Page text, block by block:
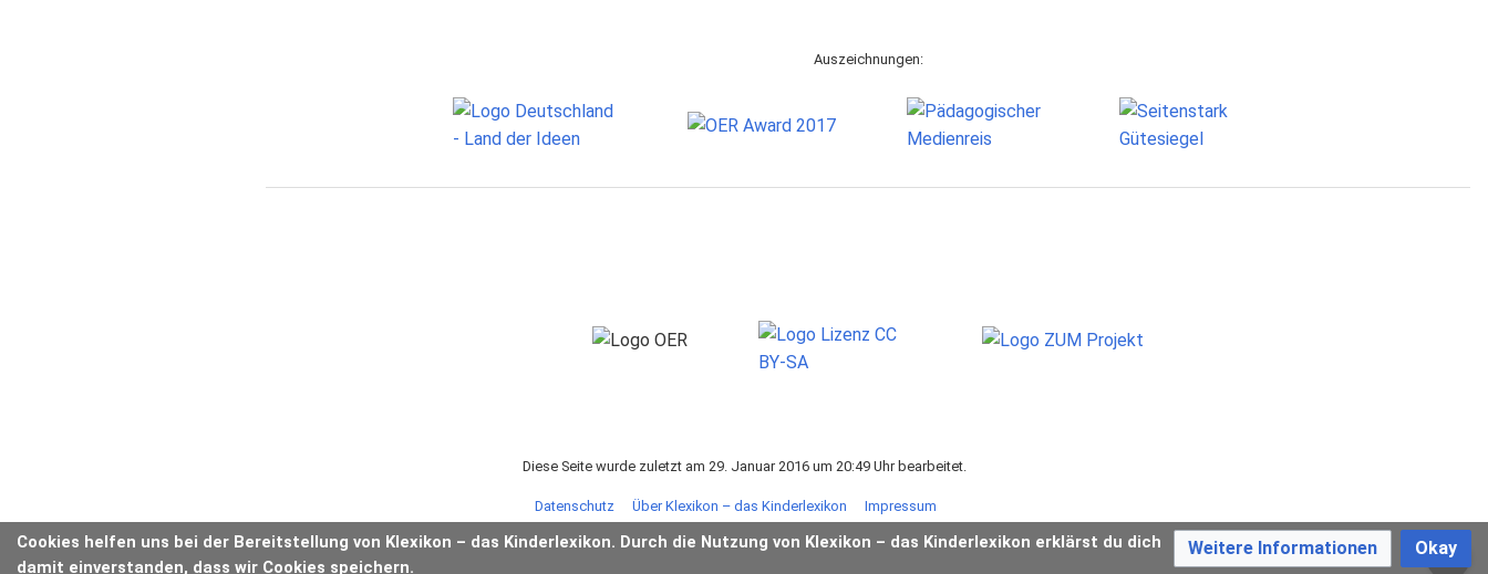
Cookies helfen uns bei der Bereitstellung von Klexikon – das Kinderlexikon. Durch die Nutzung von Klexikon – das Kinderlexikon erklärst du dich
damit einverstanden, dass wir Cookies speichern.
Weitere Informationen Okay
Auszeichnungen:
Diese Seite wurde zuletzt am 29. Januar 2016 um 20:49 Uhr bearbeitet.
Datenschutz Über Klexikon – das Kinderlexikon Impressum